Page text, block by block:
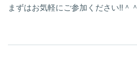
まずはお気軽にご参加ください!!＾＾